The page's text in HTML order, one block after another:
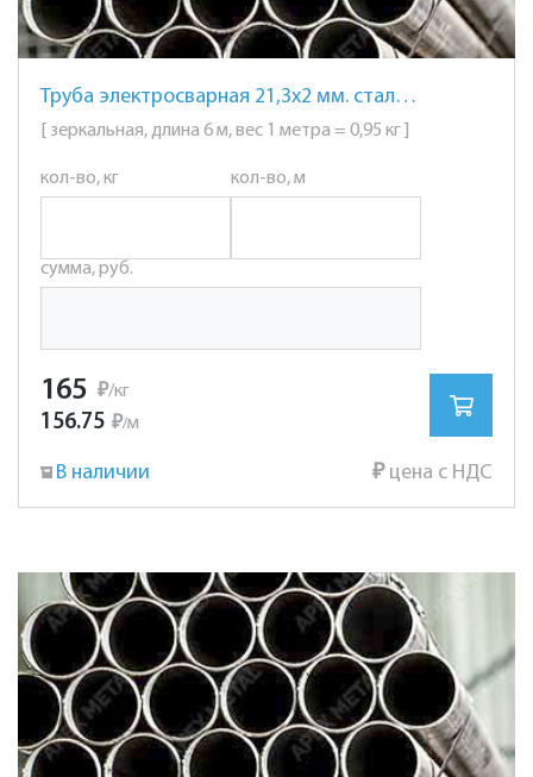
Труба электросварная 21,3х2 мм. сталь AISI 201 (12Х15Г9НД) зеркальная
[ зеркальная, длина 6 м, вес 1 метра = 0,95 кг ]
кол-во, кг кол-во, м
сумма, руб.
165 ₽/кг
156.75 ₽/м
В наличии ₽цена с НДС